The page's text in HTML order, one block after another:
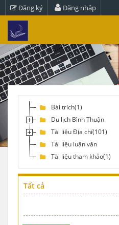
Đăng ký Đăng nhập
Bài trích(1)
Du lịch Bình Thuận
Tài liệu Địa chí(101)
Tài liệu luận văn
Tài liệu tham khảo(1)
Tất cả